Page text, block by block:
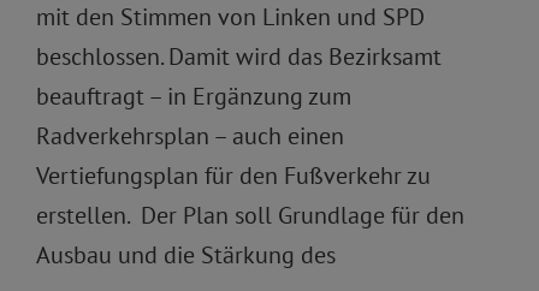
mit den Stimmen von Linken und SPD
beschlossen. Damit wird das Bezirksamt
beauftragt – in Ergänzung zum
Radverkehrsplan – auch einen
Vertiefungsplan für den Fußverkehr zu
erstellen. Der Plan soll Grundlage für den
Ausbau und die Stärkung des